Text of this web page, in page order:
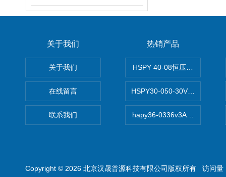
关于我们
关于我们
在线留言
联系我们
热销产品
HSPY 40-08恒压恒流恒功率
HSPY30-050-30V/-05A可调
hapy36-0336v3A高精度小型
Copyright © 2026 北京汉晟普源科技有限公司版权所有 访问量